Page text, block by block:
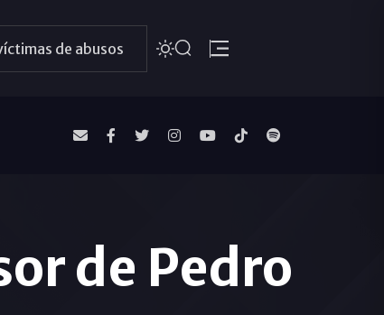
de abusos
de Pedro